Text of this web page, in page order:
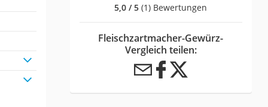
5,0 / 5 (1) Bewertungen
Fleischzartmacher-Gewürz-
Vergleich teilen: